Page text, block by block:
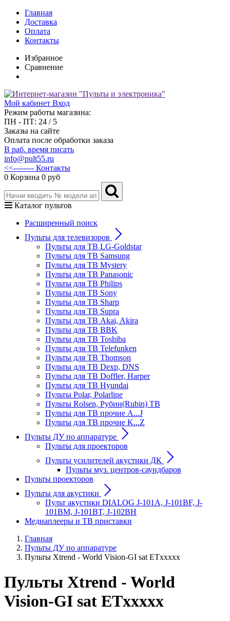
Главная
Доставка
Оплата
Контакты
Избранное
Сравнение
Мой кабинет Вход
Режим работы магазина:
ПН - ПТ: 24 / 5
Заказы на сайте
Оплата после обработки заказа
В раб. время писать
info@pult55.ru
<<-------- Контакты
0 Корзина 0 руб
Каталог пультов
Расширенный поиск
Пульты для телевизоров
Пульты для ТВ LG-Goldstar
Пульты для ТВ Samsung
Пульты для ТВ Mystery
Пульты для ТВ Panasonic
Пульты для ТВ Philips
Пульты для ТВ Sony
Пульты для ТВ Sharp
Пульты для ТВ Supra
Пульты для ТВ Akai, Akira
Пульты для ТВ BBK
Пульты для ТВ Toshiba
Пульты для ТВ Telefunken
Пульты для ТВ Thomson
Пульты для ТВ Dexp, DNS
Пульты для ТВ Doffler, Harper
Пульты для ТВ Hyundai
Пульты Polar, Polarline
Пульты Rolsen, Рубин(Rubin) ТВ
Пульты для ТВ прочие A...J
Пульты для ТВ прочие K...Z
Пульты ДУ по аппаратуре
Пульты для проекторов
Пульты усилителей акустики ДК
Пульты муз. центров-саундбаров
Пульты проекторов
Пульты для акустики
Пульт акустики DIALOG J-101A, J-101BF, J-
101BM, J-101BT, J-102BH
Медиаплееры и ТВ приставки
Главная
Пульты ДУ по аппаратуре
Пульты Xtrend - World Vision-GI sat ETxxxxx
Пульты Xtrend - World
Vision-GI sat ETxxxxx